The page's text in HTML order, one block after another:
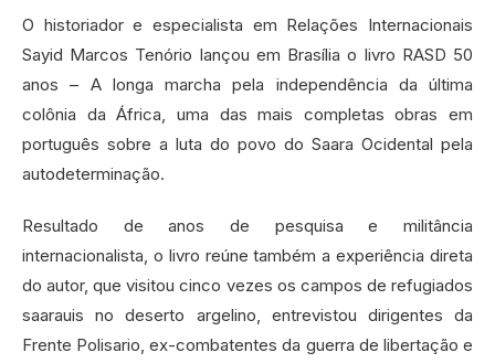
O historiador e especialista em Relações Internacionais
Sayid Marcos Tenório lançou em Brasília o livro RASD 50
anos – A longa marcha pela independência da última
colônia da África, uma das mais completas obras em
português sobre a luta do povo do Saara Ocidental pela
autodeterminação.
Resultado de anos de pesquisa e militância
internacionalista, o livro reúne também a experiência direta
do autor, que visitou cinco vezes os campos de refugiados
saarauis no deserto argelino, entrevistou dirigentes da
Frente Polisario, ex-combatentes da guerra de libertação e